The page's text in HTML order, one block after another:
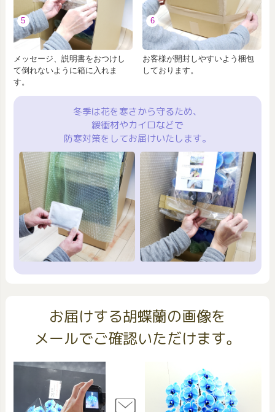
5
メッセージ、説明書をおつけし
て倒れないように箱に入れま
す。
6
お客様が開封しやすいよう梱包
しております。
冬季は花を寒さから守るため、
緩衝材やカイロなどで
防寒対策をしてお届けいたします。
お届けする胡蝶蘭の画像を
メールでご確認いただけます。